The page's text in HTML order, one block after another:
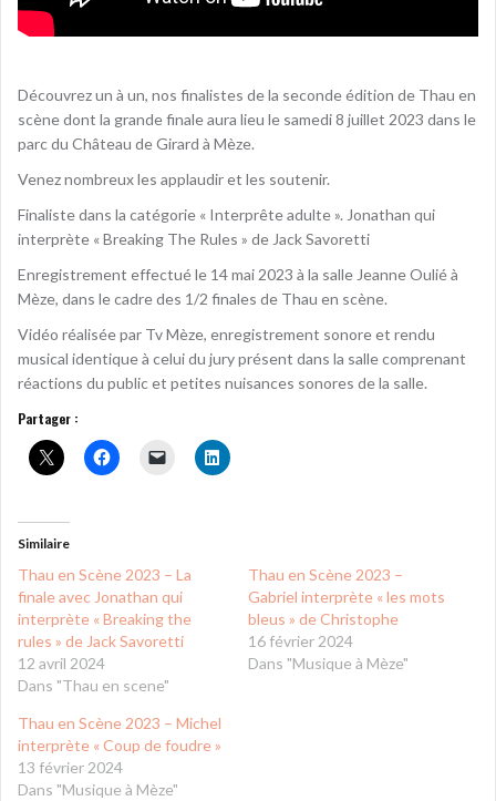
Découvrez un à un, nos finalistes de la seconde édition de Thau en
scène dont la grande finale aura lieu le samedi 8 juillet 2023 dans le
parc du Château de Girard à Mèze.
Venez nombreux les applaudir et les soutenir.
Finaliste dans la catégorie « Interprête adulte ». Jonathan qui
interprète « Breaking The Rules » de Jack Savoretti
Enregistrement effectué le 14 mai 2023 à la salle Jeanne Oulié à
Mèze, dans le cadre des 1/2 finales de Thau en scène.
Vidéo réalisée par Tv Mèze, enregistrement sonore et rendu
musical identique à celui du jury présent dans la salle comprenant
réactions du public et petites nuisances sonores de la salle.
Partager :
Similaire
Thau en Scène 2023 – La
finale avec Jonathan qui
interprète « Breaking the
rules » de Jack Savoretti
12 avril 2024
Dans "Thau en scene"
Thau en Scène 2023 –
Gabriel interprète « les mots
bleus » de Christophe
16 février 2024
Dans "Musique à Mèze"
Thau en Scène 2023 – Michel
interprète « Coup de foudre »
13 février 2024
Dans "Musique à Mèze"